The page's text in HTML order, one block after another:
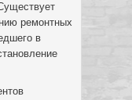
ремонтных
в